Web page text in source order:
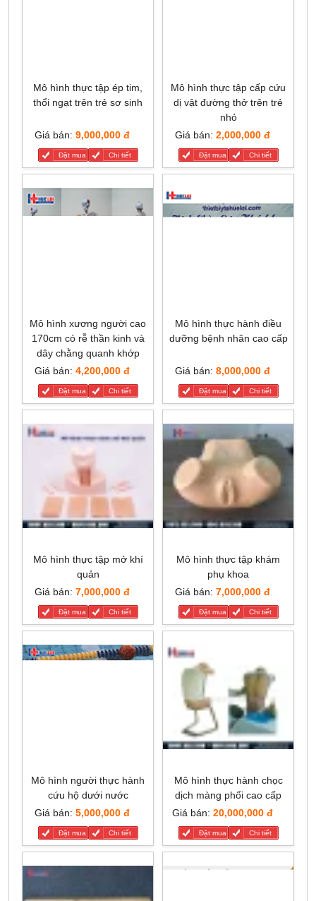
Mô hình thực tập ép tim,
thổi ngạt trên trẻ sơ sinh
Giá bán: 9,000,000 đ
Đặt mua Chi tiết
Mô hình thực tập cấp cứu
dị vật đường thở trên trẻ
nhỏ
Giá bán: 2,000,000 đ
Đặt mua Chi tiết
Mô hình xương người cao
170cm có rễ thần kinh và
dây chằng quanh khớp
Giá bán: 4,200,000 đ
Đặt mua Chi tiết
Mô hình thực hành điều
dưỡng bệnh nhân cao cấp
Giá bán: 8,000,000 đ
Đặt mua Chi tiết
Mô hình thực tập mở khí
quản
Giá bán: 7,000,000 đ
Đặt mua Chi tiết
Mô hình thực tập khám
phụ khoa
Giá bán: 7,000,000 đ
Đặt mua Chi tiết
Mô hình người thực hành
cứu hộ dưới nước
Giá bán: 5,000,000 đ
Đặt mua Chi tiết
Mô hình thực hành chọc
dịch màng phổi cao cấp
Giá bán: 20,000,000 đ
Đặt mua Chi tiết